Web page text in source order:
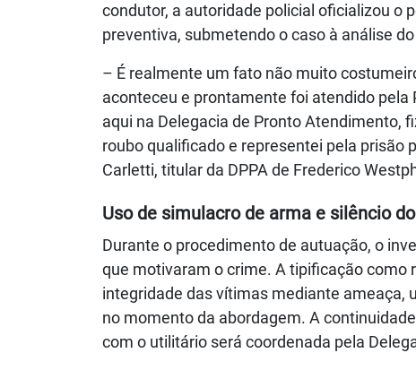
condutor, a autoridade policial oficializou o
preventiva, submetendo o caso à análise
– É realmente um fato não muito
aconteceu e prontamente foi atendido pela
aqui na Delegacia de Pronto Atendimento,
roubo qualificado e representei pela prisão
Carletti, titular da DPPA de Frederico
Uso de simulacro de arma e silêncio
Durante o procedimento de autuação, o
que motivaram o crime. A tipificação como
integridade das vítimas mediante ameaça,
no momento da abordagem. A
com o utilitário será coordenada pela